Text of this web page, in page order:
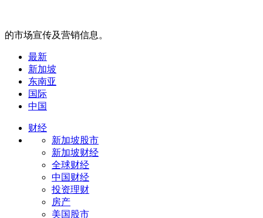
的市场宣传及营销信息。
最新
新加坡
东南亚
国际
中国
财经
新加坡股市
新加坡财经
全球财经
中国财经
投资理财
房产
美国股市